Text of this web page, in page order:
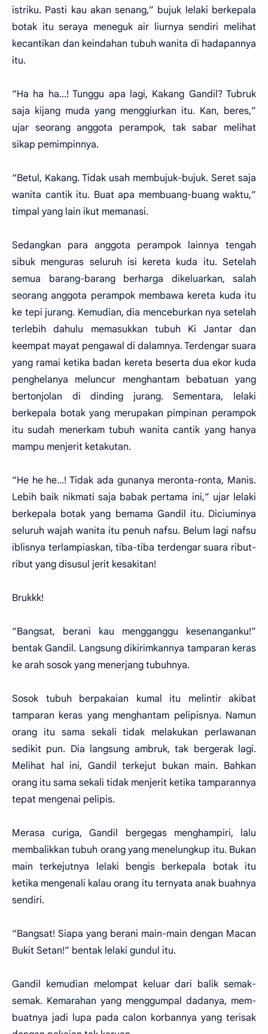
istriku. Pasti kau akan senang,” bujuk lelaki berkepala
botak itu seraya meneguk air liurnya sendiri melihat
kecantikan dan keindahan tubuh wanita di hadapannya
itu.
“Ha ha ha...! Tunggu apa lagi, Kakang Gandil? Tubruk
saja kijang muda yang menggiurkan itu. Kan, beres,”
ujar seorang anggota perampok, tak sabar melihat
sikap pemimpinnya.
“Betul, Kakang. Tidak usah membujuk-bujuk. Seret saja
wanita cantik itu. Buat apa membuang-buang waktu,”
timpal yang lain ikut memanasi.
Sedangkan para anggota perampok lainnya tengah
sibuk menguras seluruh isi kereta kuda itu. Setelah
semua barang-barang berharga dikeluarkan, salah
seorang anggota perampok membawa kereta kuda itu
ke tepi jurang. Kemudian, dia menceburkan nya setelah
terlebih dahulu memasukkan tubuh Ki Jantar dan
keempat mayat pengawal di dalamnya. Terdengar suara
yang ramai ketika badan kereta beserta dua ekor kuda
penghelanya meluncur menghantam bebatuan yang
bertonjolan di dinding jurang. Sementara, lelaki
berkepala botak yang merupakan pimpinan perampok
itu sudah menerkam tubuh wanita cantik yang hanya
mampu menjerit ketakutan.
“He he he...! Tidak ada gunanya meronta-ronta, Manis.
Lebih baik nikmati saja babak pertama ini,” ujar lelaki
berkepala botak yang bemama Gandil itu. Diciuminya
seluruh wajah wanita itu penuh nafsu. Belum lagi nafsu
iblisnya terlampiaskan, tiba-tiba terdengar suara ribut-
ribut yang disusul jerit kesakitan!
Brukkk!
“Bangsat, berani kau mengganggu kesenanganku!”
bentak Gandil. Langsung dikirimkannya tamparan keras
ke arah sosok yang menerjang tubuhnya.
Sosok tubuh berpakaian kumal itu melintir akibat
tamparan keras yang menghantam pelipisnya. Namun
orang itu sama sekali tidak melakukan perlawanan
sedikit pun. Dia langsung ambruk, tak bergerak lagi.
Melihat hal ini, Gandil terkejut bukan main. Bahkan
orang itu sama sekali tidak menjerit ketika tamparannya
tepat mengenai pelipis.
Merasa curiga, Gandil bergegas menghampiri, lalu
membalikkan tubuh orang yang menelungkup itu. Bukan
main terkejutnya lelaki bengis berkepala botak itu
ketika mengenali kalau orang itu ternyata anak buahnya
sendiri.
“Bangsat! Siapa yang berani main-main dengan Macan
Bukit Setan!” bentak lelaki gundul itu.
Gandil kemudian melompat keluar dari balik semak-
semak. Kemarahan yang menggumpal dadanya, mem-
buatnya jadi lupa pada calon korbannya yang terisak